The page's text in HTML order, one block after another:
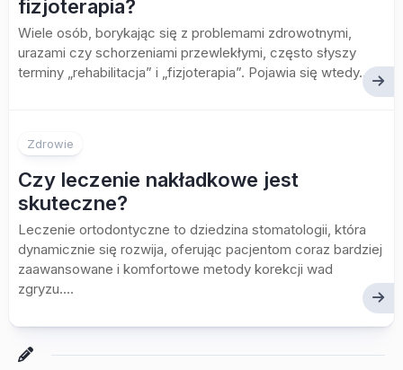
fizjoterapia?
Wiele osób, borykając się z problemami zdrowotnymi,
urazami czy schorzeniami przewlekłymi, często słyszy
terminy „rehabilitacja” i „fizjoterapia”. Pojawia się wtedy...
Zdrowie
Czy leczenie nakładkowe jest
skuteczne?
Leczenie ortodontyczne to dziedzina stomatologii, która
dynamicznie się rozwija, oferując pacjentom coraz bardziej
zaawansowane i komfortowe metody korekcji wad
zgryzu....